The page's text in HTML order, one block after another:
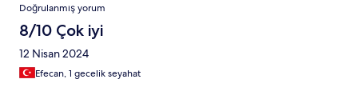
Doğrulanmış yorum
8/10 Çok iyi
12 Nisan 2024
Efecan, 1 gecelik seyahat